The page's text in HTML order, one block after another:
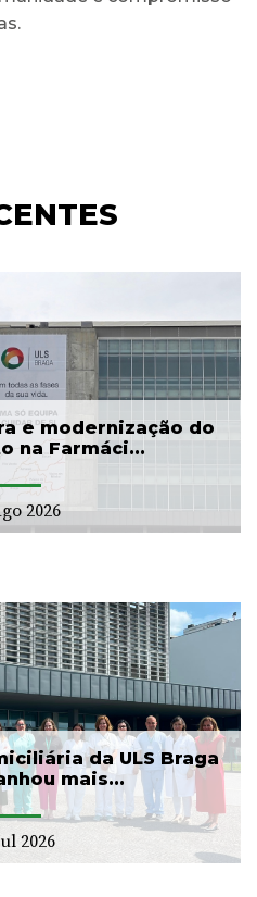
e modernização do
na Farmáci...
2026
da ULS Braga
mais...
2026